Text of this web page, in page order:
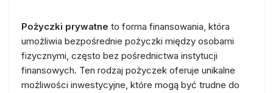
Pożyczki prywatne to forma finansowania, która
umożliwia bezpośrednie pożyczki między osobami
fizycznymi, często bez pośrednictwa instytucji
finansowych. Ten rodzaj pożyczek oferuje unikalne
możliwości inwestycyjne, które mogą być trudne do